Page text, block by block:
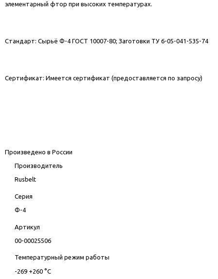
элементарный фтор при высоких температурах.
Стандарт: Сырьё Ф-4 ГОСТ 10007-80; Заготовки ТУ 6-05-041-535-74
Сертификат: Имеется сертификат (предоставляется по запросу)
Произведено в России
Производитель
Rusbelt
Серия
Ф-4
Артикул
00-00025506
Температурный режим работы
-269 +260 °C